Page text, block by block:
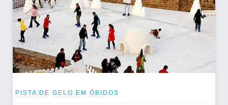
PISTA DE GELO EM ÓBIDOS